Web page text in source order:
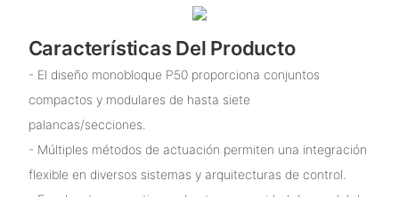
Características Del Producto
- El diseño monobloque P50 proporciona conjuntos
compactos y modulares de hasta siete
palancas/secciones.
- Múltiples métodos de actuación permiten una integración
flexible en diversos sistemas y arquitecturas de control.